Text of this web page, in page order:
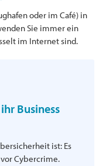
oder im Café) in
Sie immer ein
im Internet sind.
Business
ist: Es
Cybercrime.